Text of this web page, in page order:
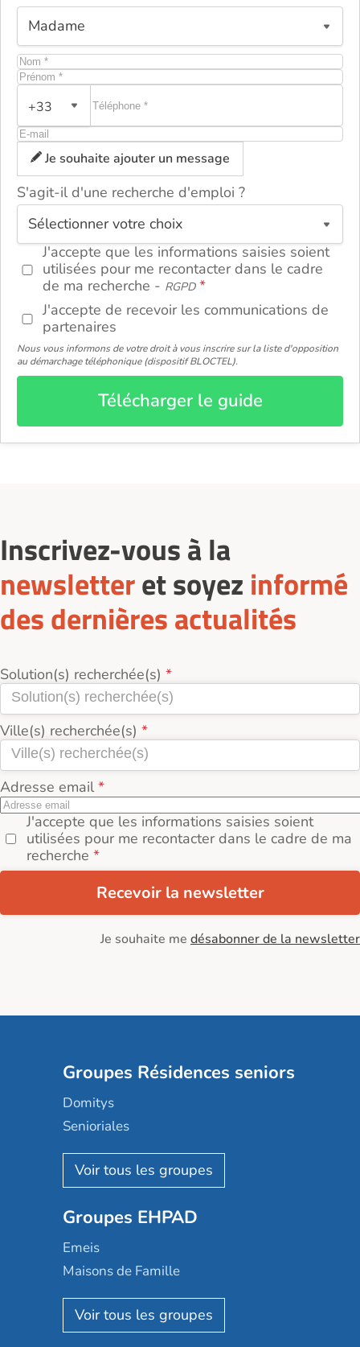
+33
Je souhaite ajouter un message
S'agit-il d'une recherche d'emploi ?
J'accepte que les informations saisies soient
utilisées pour me recontacter dans le cadre
de ma recherche - RGPD
J'accepte de recevoir les communications de
partenaires
Nous vous informons de votre droit à vous inscrire sur la liste d'opposition
au démarchage téléphonique (dispositif BLOCTEL).
Télécharger le guide
ou
Inscrivez-vous à la
newsletteret soyez informé
des dernières actualités
Solution(s) recherchée(s)
Ville(s) recherchée(s)
Adresse email
J'accepte que les informations saisies soient
utilisées pour me recontacter dans le cadre de ma
recherche
Recevoir la newsletter
Je souhaite me désabonner de la newsletter
Groupes Résidences seniors
Domitys
Senioriales
Nohée
Les Résidentiels
Mobicap
Domusvi
Happy Senior
Aquarelia
Nexity edenea
Groupes EHPAD
Emeis
Maisons de Famille
Korian
Emera